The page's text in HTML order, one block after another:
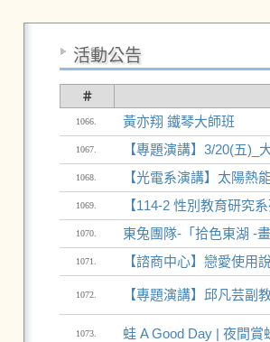
活動公告
＃
1066. 黃亦翔 鐵琴大師班
1067. 【專題演講】3/20(五)_
1068. 【光電系演講】太陽熱
1069. 【114-2 性別教育研究
1070. 東兔團隊-「拾色東湖 -
1071. 【諮商中心】戀愛使用
1072. 【專題演講】邱凡芸副
1073. 蛙 A Good Day | 夜間賞